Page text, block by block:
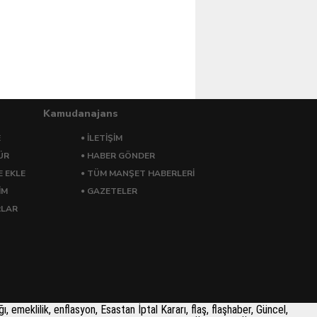
Kamudanajans
İLETİŞİM
HABER GÖNDER
EKLE
TÜM MANŞET HABERLERİ
GAZETELER
emeklilik, enflasyon, Esastan İptal Kararı, flaş, flaşhaber, Güncel,